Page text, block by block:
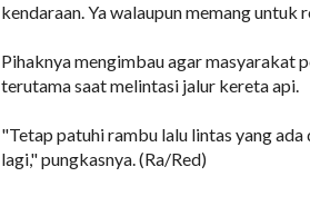
kendaraan. Ya walaupun memang untuk
Pihaknya mengimbau agar masyarakat
terutama saat melintasi jalur kereta api.
"Tetap patuhi rambu lalu lintas yang
lagi," pungkasnya. (Ra/Red)